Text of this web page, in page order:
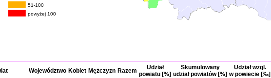
51-100
powyżej 100
Województwo Kobiet Mężczyzn Razem
Udział
powiatu [%]
Skumulowany
udział powiatów [%]
Udział wzgl.
w powiecie [‰]